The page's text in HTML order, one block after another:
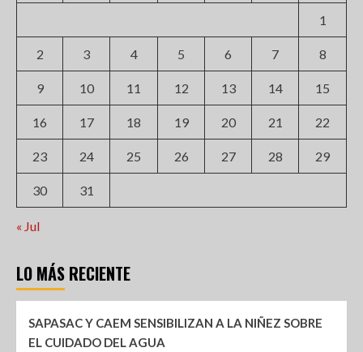
1
2 3 4 5 6 7 8
9 10 11 12 13 14 15
16 17 18 19 20 21 22
23 24 25 26 27 28 29
30 31
« Jul
LO MÁS RECIENTE
SAPASAC Y CAEM SENSIBILIZAN A LA NIÑEZ SOBRE
EL CUIDADO DEL AGUA